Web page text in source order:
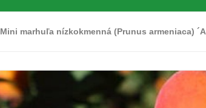
Mini marhuľa nízkokmenná (Prunus armeniaca)